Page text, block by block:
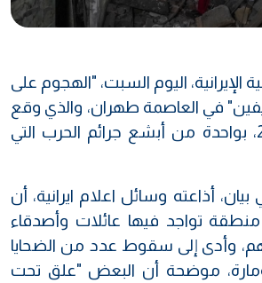
الإيرانية، اليوم السبت، "الهجوم على
في العاصمة طهران، والذي وقع
في 22 حزيران 2025، بواحدة من أبشع جرائم الحرب التي
أذاعته وسائل اعلام ايرانية، أن
تواجد فيها عائلات وأصدقاء
وأدى إلى سقوط عدد من الضحايا
موضحة أن البعض "علق تحت